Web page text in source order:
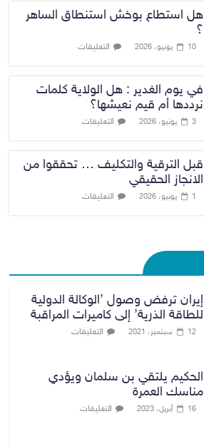
هل استطاع بوخش استنطاق الساهر
؟
10 يونيو، 2026 التعليقات
في يوم الغدير : هل الولاية كلمات
نرددها أم قيم نعيشها؟
3 يونيو، 2026 التعليقات
قبل الترقية والتكليف … تحققوا من
الانجاز الحقيقي
1 يونيو، 2026 التعليقات
إيران ترفض وصول ’الوكالة الدولية
للطاقة الذرية’ إلى كاميرات المراقبة
12 سبتمبر، 2021 التعليقات
الحكيم يلتقي بن سلمان ويؤدي
مناسك العمرة
16 أبريل، 2023 التعليقات